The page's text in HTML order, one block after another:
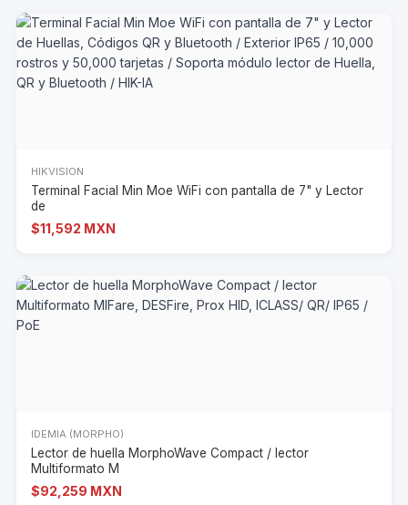
HIKVISION
Terminal Facial Min Moe WiFi con pantalla de 7" y Lector
de
$11,592 MXN
IDEMIA (MORPHO)
Lector de huella MorphoWave Compact / lector
Multiformato M
$92,259 MXN